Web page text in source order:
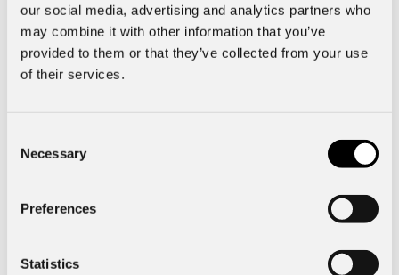
our social media, advertising and analytics partners who
may combine it with other information that you’ve
provided to them or that they’ve collected from your use
of their services.
Selection
Necessary
Preferences
Statistics
Basuppgifter
Funktioner